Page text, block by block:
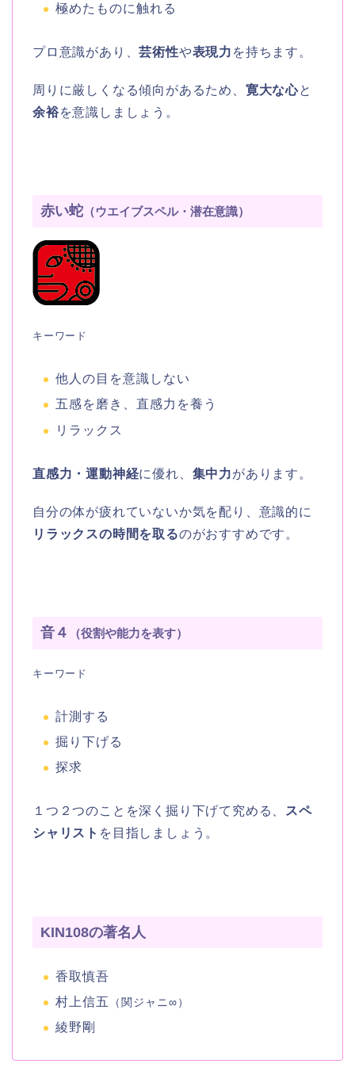
極めたものに触れる
プロ意識があり、芸術性や表現力 を持ちます。
周りに厳しくなる傾向があるため、 寛大な心と
余裕を意識しましょう。
赤い蛇 （ウエイブスペル・潜在意識）
キーワード
他人の目を意識しない
五感を磨き、直感力を養う
リラックス
直感力・運動神経に優れ、 集中力があります。
自分の体が疲れていないか気を配り、意識的に
リラックスの時間を取るのがおすすめです。
音４ （役割や能力を表す）
キーワード
計測する
掘り下げる
探求
１つ２つのことを深く掘り下げて究める、 スペ
シャリスト を目指しましょう。
KIN108の著名人
香取慎吾
村上信五
（関ジャニ∞）
綾野剛